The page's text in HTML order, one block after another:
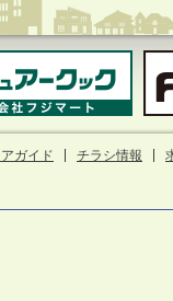
ガイド チラシ情報